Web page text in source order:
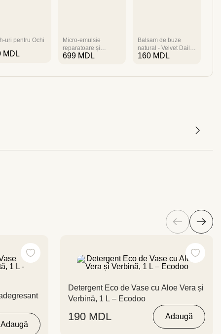
uri pentru Ochi
MDL
Micro-emulsie
reparatoare și
regenerantă, 100 ml
699 MDL
Balsam de buze
natural - Velvet Daily
- We Love
160 MDL
Adaugă
Detergent Eco de Vase cu Aloe Vera și
Verbină, 1 L – Ecodoo
190 MDL Adaugă